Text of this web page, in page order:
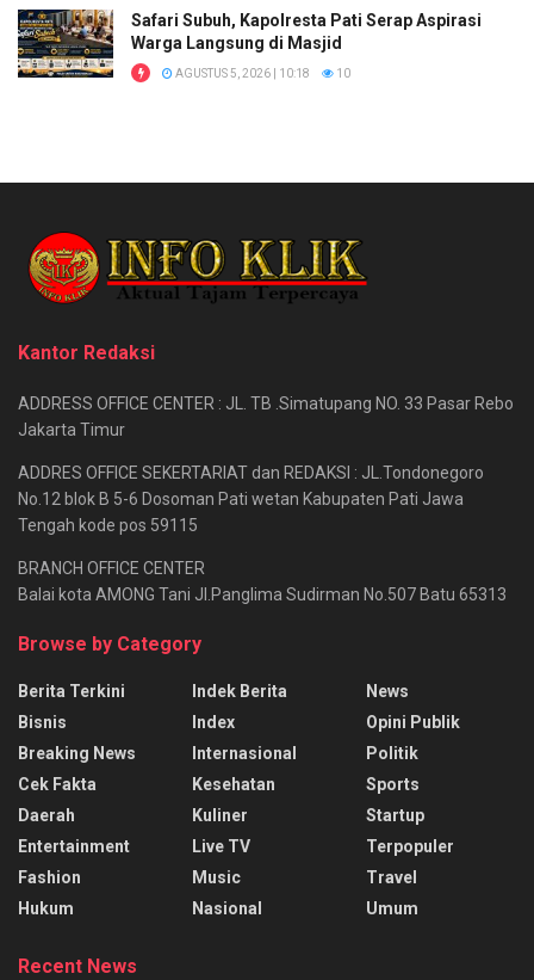
Safari Subuh, Kapolresta Pati Serap Aspirasi
Warga Langsung di Masjid
AGUSTUS 5, 2026 | 10:18 10
Kantor Redaksi
ADDRESS OFFICE CENTER : JL. TB .Simatupang NO. 33 Pasar Rebo
Jakarta Timur
ADDRES OFFICE SEKERTARIAT dan REDAKSI : JL.Tondonegoro
No.12 blok B 5-6 Dosoman Pati wetan Kabupaten Pati Jawa
Tengah kode pos 59115
BRANCH OFFICE CENTER
Balai kota AMONG Tani Jl.Panglima Sudirman No.507 Batu 65313
Browse by Category
Berita Terkini
Bisnis
Breaking News
Cek Fakta
Daerah
Entertainment
Fashion
Hukum
Indek Berita
Index
Internasional
Kesehatan
Kuliner
Live TV
Music
Nasional
News
Opini Publik
Politik
Sports
Startup
Terpopuler
Travel
Umum
Recent News